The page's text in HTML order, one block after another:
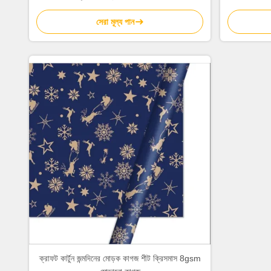
সেরা মূল্য পান
ক্রাফট কার্টুন জন্মদিনের মোড়ক কাগজ শীট ক্রিসমাস 8gsm